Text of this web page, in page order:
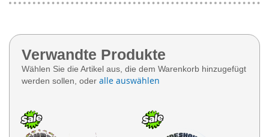
Verwandte Produkte
Wählen Sie die Artikel aus, die dem Warenkorb hinzugefügt
werden sollen, oder alle auswählen